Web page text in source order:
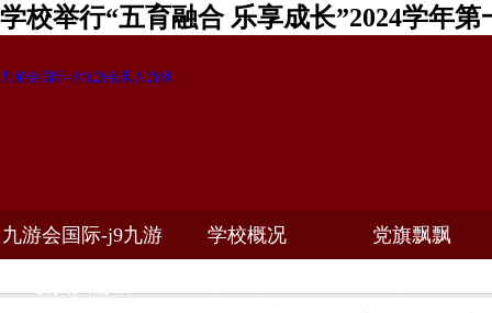
学校举行“五育融合 乐享成长”2024学年
九游会国际-j9九游会真人游戏
九游会国际-j9九游 学校概况 党旗飘飘